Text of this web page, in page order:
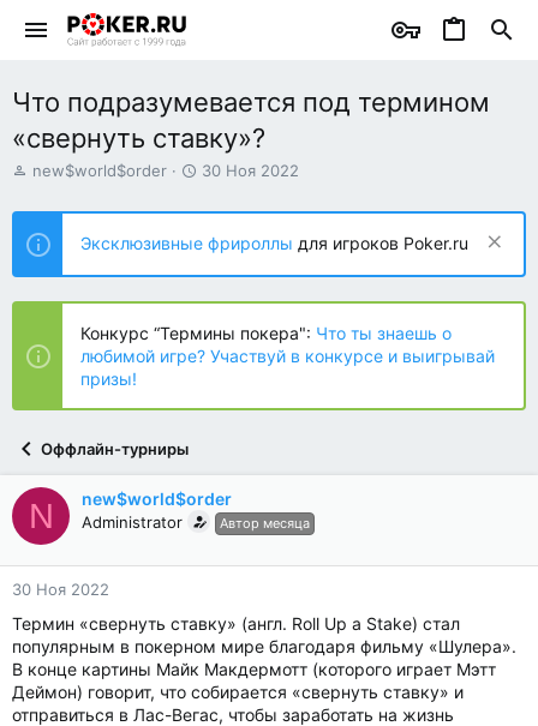
Что подразумевается под термином
«свернуть ставку»?
А
т
о
р
т
е
ы
new$world$order
Д
т
н
а
ч
л
а
30 Ноя 2022
Эксклюзивные фрироллы для игроков Poker.ru
Конкурс “Термины покера": Что ты знаешь о
любимой игре? Участвуй в конкурсе и выигрывай
призы!
Оффлайн-турниры
N new$world$order
Administrator Автор месяца
30 Ноя 2022
Термин «свернуть ставку» (англ. Roll Up a Stake) стал
популярным в покерном мире благодаря фильму «Шулера».
В конце картины Майк Макдермотт (которого играет Мэтт
Деймон) говорит, что собирается «свернуть ставку» и
отправиться в Лас-Вегас, чтобы заработать на жизнь